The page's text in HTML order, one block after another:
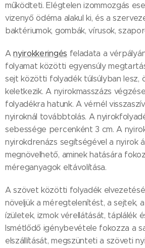
működteti. Elégtelen izommozgás
vizenyő ödéma alakul ki, és a
baktériumok, gombák, vírusok,
Anyirokkeringés feladata a
folyamat közötti egyensúly
sejt közötti folyadék túlsúlyban lesz,
keletkezik. A nyirokmasszázs
folyadékra hatunk. A vérnél
nyiroknál továbbtolás. A
sebessége percenként 3 cm. A
nyirokdrenázs segítségével a nyirok
megnövelhető, aminek hatására
méreganyagok eltávolítása.
A szövet közötti folyadék
növeljük a méregtelenítést, a sejtek,
ízületek, izmok vérellátását, táplálék
Ismétlődő igénybevétele fokozza a
elszállítását, megszünteti a szöveti